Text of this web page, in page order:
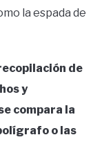
la espada de
de
y
compara la
o las